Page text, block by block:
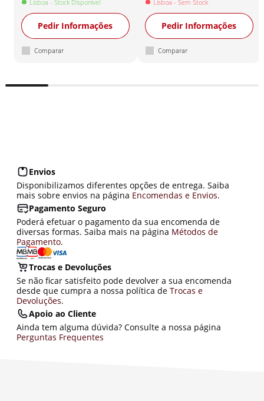
Lisboa - Stock Disponível
Pedir Informações
Comparar
Lisboa - Sem Stock
Pedir Informações
Comparar
Envios
Disponibilizamos diferentes opções de entrega. Saiba
mais sobre envios na página Encomendas e Envios.
Pagamento Seguro
Poderá efetuar o pagamento da sua encomenda de
diversas formas. Saiba mais na página Métodos de
Pagamento.
Trocas e Devoluções
Se não ficar satisfeito pode devolver a sua encomenda
desde que cumpra a nossa política de Trocas e
Devoluções.
Apoio ao Cliente
Ainda tem alguma dúvida? Consulte a nossa página
Perguntas Frequentes